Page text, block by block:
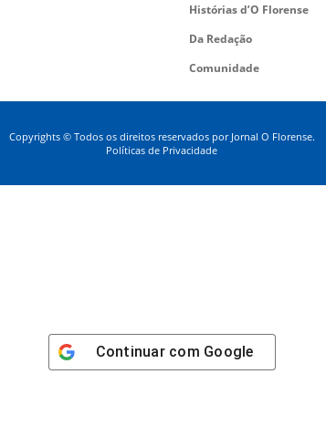
Histórias d’O Florense
Da Redação
Comunidade
Copyrights © Todos os direitos reservados por Jornal O Florense.
Políticas de Privacidade
Continuar com Google